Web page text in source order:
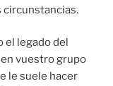
circunstancias.
el legado del
en vuestro grupo
le suele hacer